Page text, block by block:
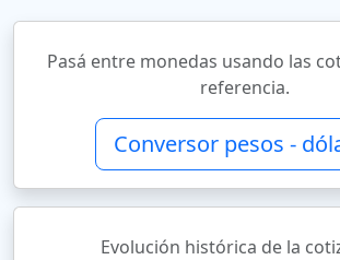
Pasá entre monedas usando las
referencia.
Conversor pesos -
Evolución histórica de la